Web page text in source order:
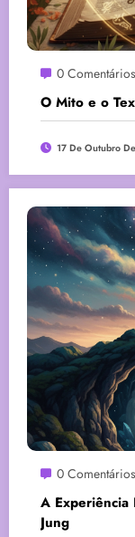
0 Comentários
O Mito e o
17 De Outubro
0 Comentários
A Experiência
Jung